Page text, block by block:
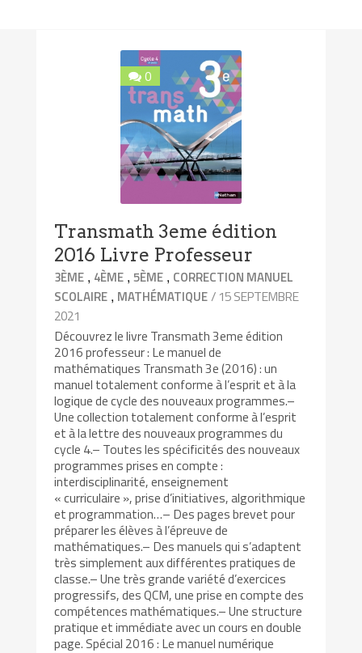
0
Transmath 3eme édition
2016 Livre Professeur
3ÈME , 4ÈME ,5ÈME , CORRECTION MANUEL
SCOLAIRE , MATHÉMATIQUE/ 15 SEPTEMBRE
2021
Découvrez le livre Transmath 3eme édition
2016 professeur : Le manuel de
mathématiques Transmath 3e (2016) : un
manuel totalement conforme à l’esprit et à la
logique de cycle des nouveaux programmes.–
Une collection totalement conforme à l’esprit
et à la lettre des nouveaux programmes du
cycle 4.– Toutes les spécificités des nouveaux
programmes prises en compte :
interdisciplinarité, enseignement
« curriculaire », prise d’initiatives, algorithmique
et programmation…– Des pages brevet pour
préparer les élèves à l’épreuve de
mathématiques.– Des manuels qui s’adaptent
très simplement aux différentes pratiques de
classe.– Une très grande variété d’exercices
progressifs, des QCM, une prise en compte des
compétences mathématiques.– Une structure
pratique et immédiate avec un cours en double
page. Spécial 2016 : Le manuel numérique